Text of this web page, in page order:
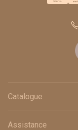
Catalogue
Assistance